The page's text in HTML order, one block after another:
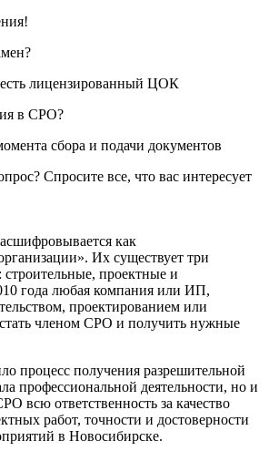
лицензированный ЦОК
в СРО?
сбора и подачи документов
Спросите все, что вас интересует
как
Их существует три
проектные и
года любая компания или ИП,
проектированием или
членом СРО и получить нужные
процесс получения разрешительной
профессиональной деятельности, но и
всю ответственность за качество
работ, точности и достоверности
в Новосибирске.